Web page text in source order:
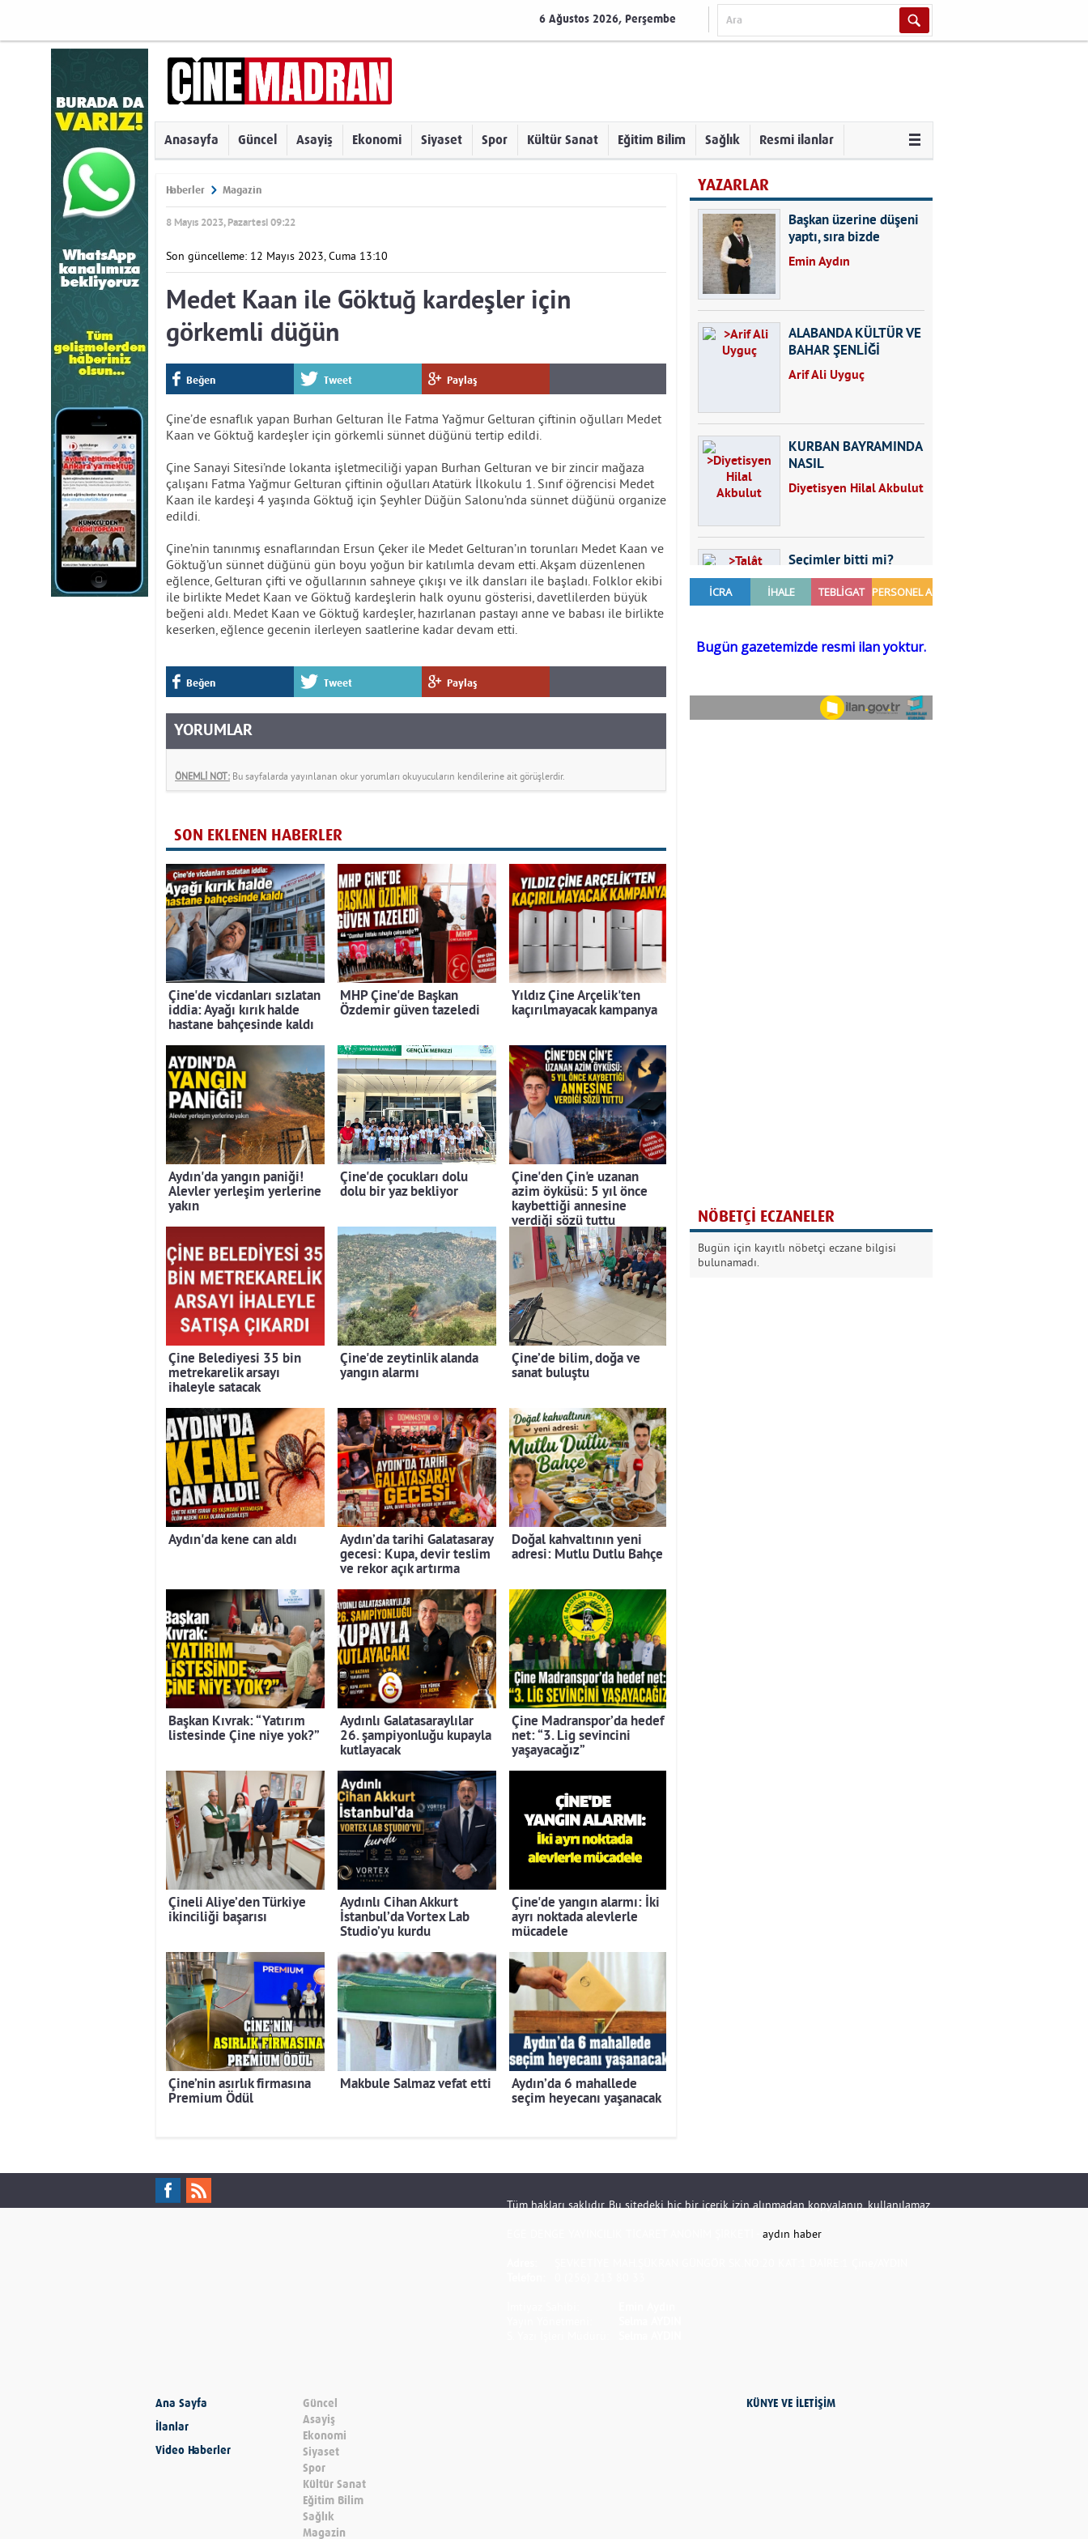
6 Ağustos 2026, Perşembe
Anasayfa Güncel Asayiş Ekonomi Siyaset Spor Kültür Sanat Eğitim Bilim Sağlık Resmi ilanlar
Haberler Magazin
8 Mayıs 2023, Pazartesi 09:22
Son güncelleme: 12 Mayıs 2023, Cuma 13:10
Medet Kaan ile Göktuğ kardeşler için
görkemli düğün
Beğen Tweet Paylaş
Çine’de esnaflık yapan Burhan Gelturan İle Fatma Yağmur Gelturan çiftinin oğulları Medet
Kaan ve Göktuğ kardeşler için görkemli sünnet düğünü tertip edildi.
Çine Sanayi Sitesi’nde lokanta işletmeciliği yapan Burhan Gelturan ve bir zincir mağaza
çalışanı Fatma Yağmur Gelturan çiftinin oğulları Atatürk İlkokulu 1. Sınıf öğrencisi Medet
Kaan ile kardeşi 4 yaşında Göktuğ için Şeyhler Düğün Salonu’nda sünnet düğünü organize
edildi.
Çine’nin tanınmış esnaflarından Ersun Çeker ile Medet Gelturan’ın torunları Medet Kaan ve
Göktuğ’un sünnet düğünü gün boyu yoğun bir katılımla devam etti. Akşam düzenlenen
eğlence, Gelturan çifti ve oğullarının sahneye çıkışı ve ilk dansları ile başladı. Folklor ekibi
ile birlikte Medet Kaan ve Göktuğ kardeşlerin halk oyunu gösterisi, davetlilerden büyük
beğeni aldı. Medet Kaan ve Göktuğ kardeşler, hazırlanan pastayı anne ve babası ile birlikte
keserken, eğlence gecenin ilerleyen saatlerine kadar devam etti.
Beğen Tweet Paylaş
YORUMLAR
ÖNEMLİ NOT: Bu sayfalarda yayınlanan okur yorumları okuyucuların kendilerine ait görüşlerdir.
SON EKLENEN HABERLER
Çine'de vicdanları sızlatan
iddia: Ayağı kırık halde
hastane bahçesinde kaldı
MHP Çine'de Başkan
Özdemir güven tazeledi
Yıldız Çine Arçelik'ten
kaçırılmayacak kampanya
Aydın'da yangın paniği!
Alevler yerleşim yerlerine
yakın
Çine'de çocukları dolu
dolu bir yaz bekliyor
Çine'den Çin'e uzanan
azim öyküsü: 5 yıl önce
kaybettiği annesine
verdiği sözü tuttu
Çine Belediyesi 35 bin
metrekarelik arsayı
ihaleyle satacak
Çine'de zeytinlik alanda
yangın alarmı
Çine’de bilim, doğa ve
sanat buluştu
Aydın'da kene can aldı
Aydın’da tarihi Galatasaray
gecesi: Kupa, devir teslim
ve rekor açık artırma
Doğal kahvaltının yeni
adresi: Mutlu Dutlu Bahçe
Başkan Kıvrak: “Yatırım
listesinde Çine niye yok?”
Aydınlı Galatasaraylılar
26. şampiyonluğu kupayla
kutlayacak
Çine Madranspor’da hedef
net: “3. Lig sevincini
yaşayacağız”
Çineli Aliye’den Türkiye
ikinciliği başarısı
Aydınlı Cihan Akkurt
İstanbul’da Vortex Lab
Studio’yu kurdu
Çine'de yangın alarmı: İki
ayrı noktada alevlerle
mücadele
Çine’nin asırlık firmasına
Premium Ödül
Makbule Salmaz vefat etti
Aydın’da 6 mahallede
seçim heyecanı yaşanacak
YAZARLAR
Başkan üzerine düşeni
yaptı, sıra bizde
Emin Aydın
ALABANDA KÜLTÜR VE
BAHAR ŞENLİĞİ
Arif Ali Uyguç
KURBAN BAYRAMINDA
NASIL
BESLENMELİYİZ?
Diyetisyen Hilal Akbulut
Seçimler bitti mi?
Talât Yörük
Sezgin MADRAN
Kurban Bayramında
Dikkat!
NÖBETÇİ ECZANELER
Bugün için kayıtlı nöbetçi eczane bilgisi
bulunamadı.
Tüm hakları saklıdır. Bu sitedeki hiç bir içerik izin alınmadan kopyalanıp, kullanılamaz.
aydın haber
Ana Sayfa
İlanlar
Video Haberler
Güncel
Asayiş
Ekonomi
Siyaset
Spor
Kültür Sanat
Eğitim Bilim
Sağlık
Magazin
KÜNYE VE İLETİŞİM